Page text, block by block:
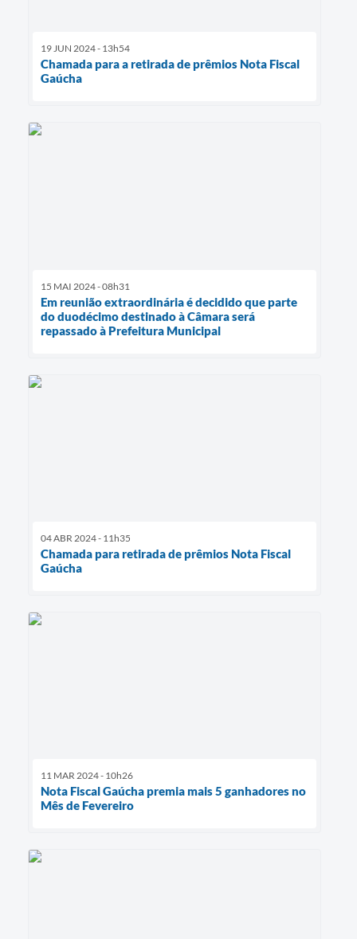
19 JUN 2024 - 13h54
Chamada para a retirada de prêmios Nota Fiscal
Gaúcha
15 MAI 2024 - 08h31
Em reunião extraordinária é decidido que parte
do duodécimo destinado à Câmara será
repassado à Prefeitura Municipal
04 ABR 2024 - 11h35
Chamada para retirada de prêmios Nota Fiscal
Gaúcha
11 MAR 2024 - 10h26
Nota Fiscal Gaúcha premia mais 5 ganhadores no
Mês de Fevereiro